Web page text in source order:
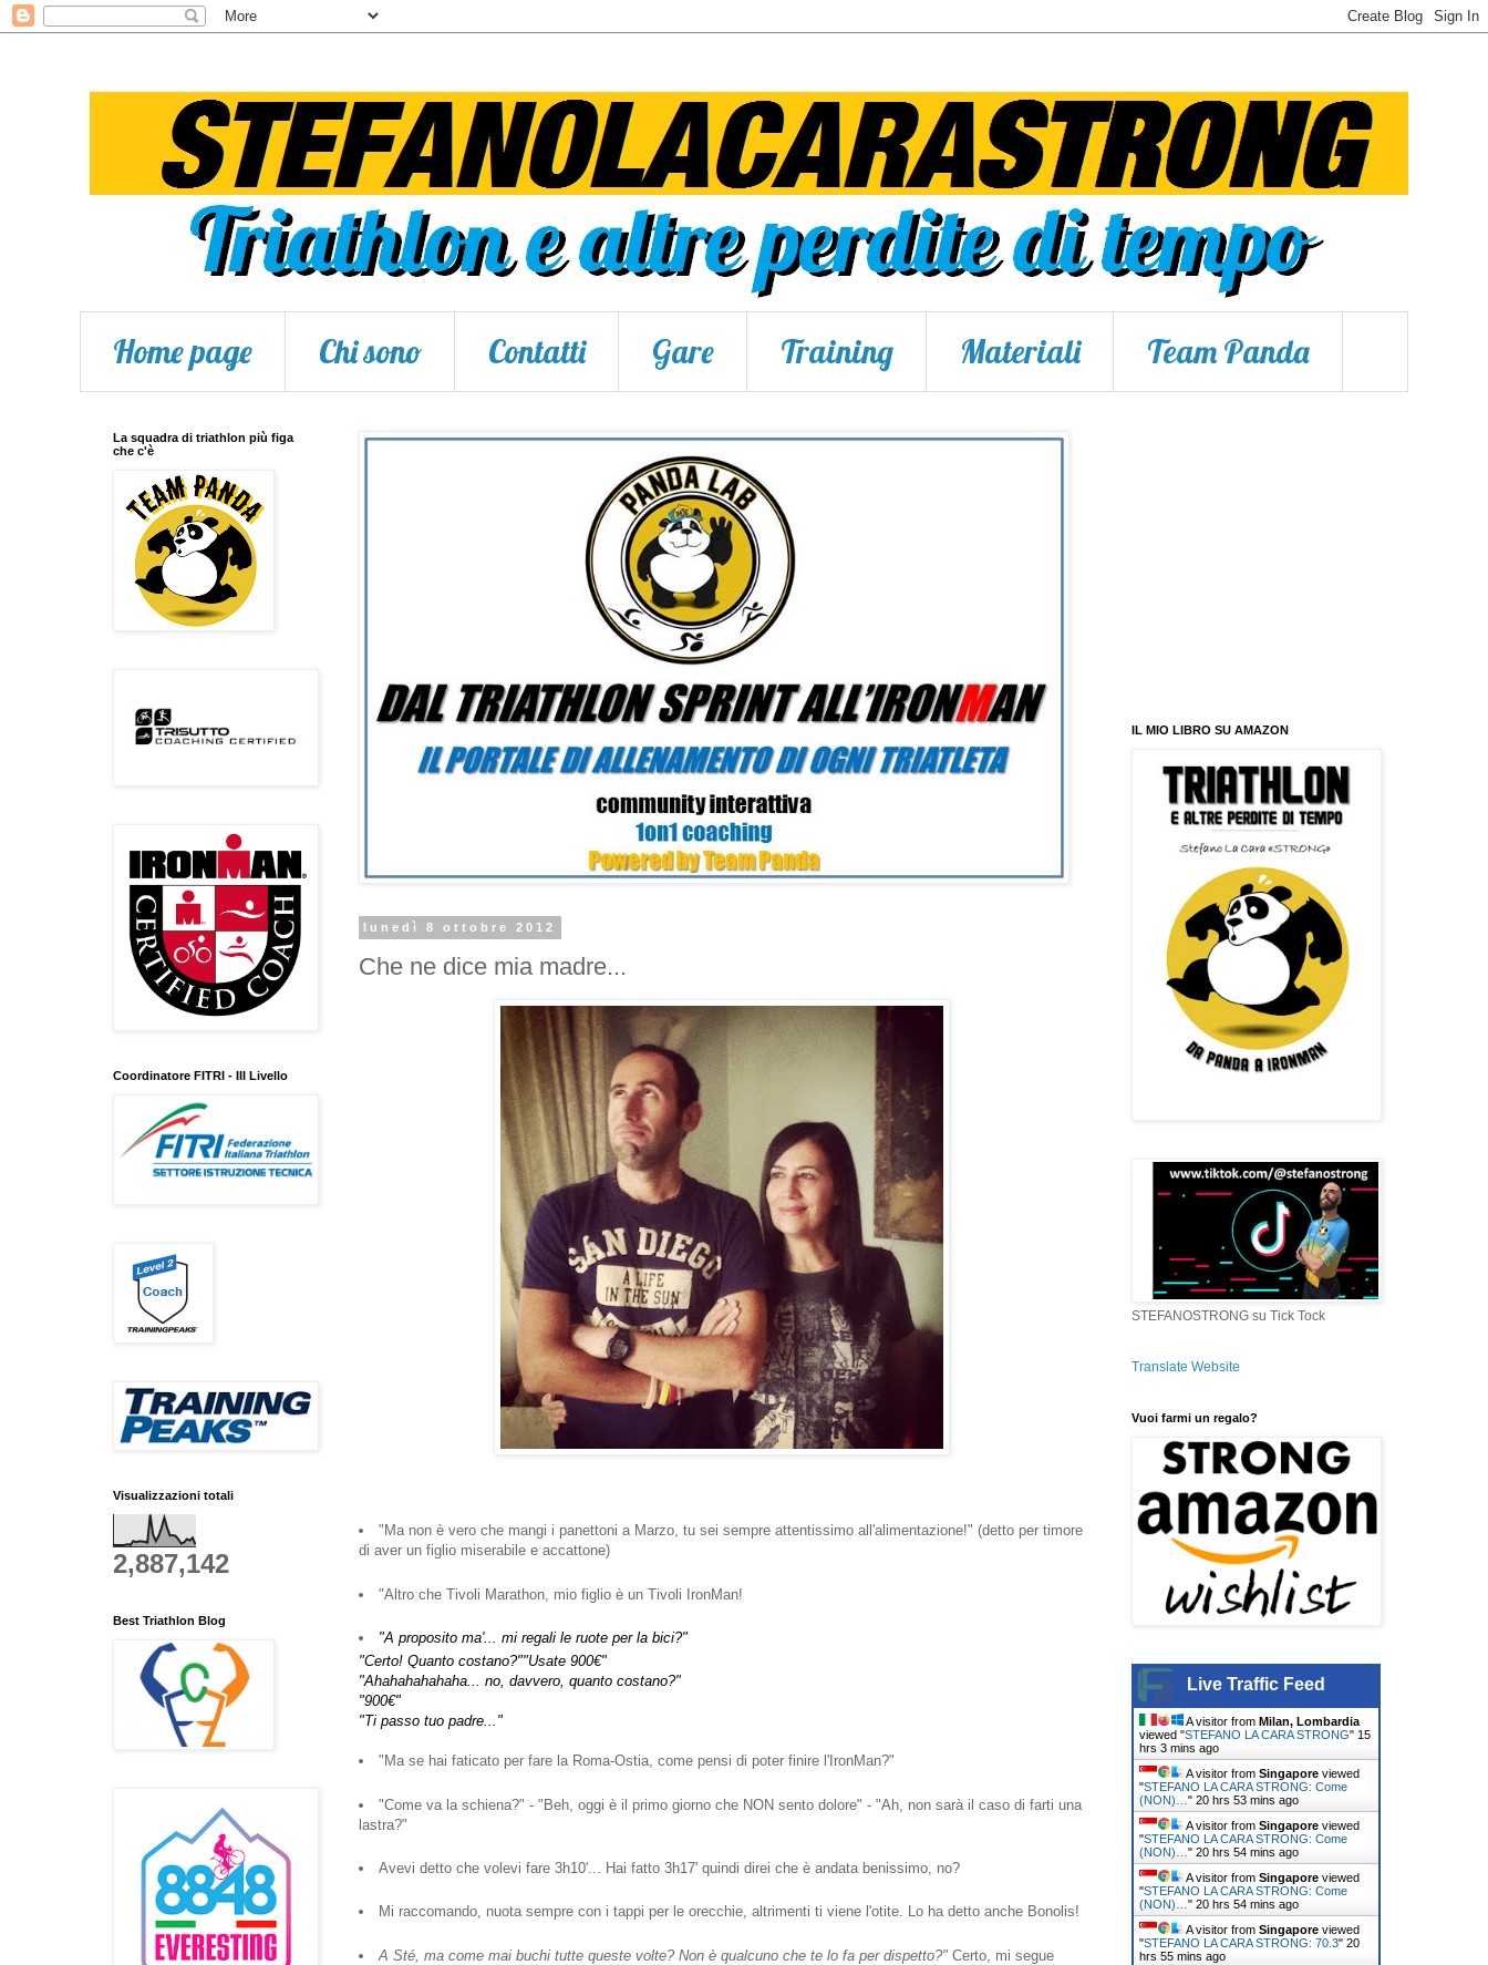
Home page Chi sono Contatti Gare Training Materiali Team Panda
lunedì 8 ottobre 2012
Che ne dice mia madre...
"Ma non è vero che mangi i panettoni a Marzo, tu sei sempre attentissimo all'alimentazione!" (detto per timore
di aver un figlio miserabile e accattone)
"Altro che Tivoli Marathon, mio figlio è un Tivoli IronMan!
"A proposito ma'... mi regali le ruote per la bici?"
"Certo! Quanto costano?""Usate 900€"
"Ahahahahahaha... no, davvero, quanto costano?"
"900€"
"Ti passo tuo padre..."
"Ma se hai faticato per fare la Roma-Ostia, come pensi di poter finire l'IronMan?"
"Come va la schiena?" - "Beh, oggi è il primo giorno che NON sento dolore" - "Ah, non sarà il caso di farti una
lastra?"
Avevi detto che volevi fare 3h10'... Hai fatto 3h17' quindi direi che è andata benissimo, no?
Mi raccomando, nuota sempre con i tappi per le orecchie, altrimenti ti viene l'otite. Lo ha detto anche Bonolis!
A Sté, ma come mai buchi tutte queste volte? Non è qualcuno che te lo fa per dispetto?"Certo, mi segue
La squadra di triathlon più figa
che c'è
Coordinatore FITRI - III Livello
Visualizzazioni totali
2,887,142
Best Triathlon Blog
IL MIO LIBRO SU AMAZON
STEFANOSTRONG su Tick Tock
Translate Website
Vuoi farmi un regalo?
Live Traffic Feed
A visitor from Milan, Lombardia
viewed "STEFANO LA CARA STRONG" 15
hrs 3 mins ago
A visitor from Singapore viewed
"STEFANO LA CARA STRONG: Come
(NON)… " 20 hrs 53 mins ago
A visitor from Singapore viewed
"STEFANO LA CARA STRONG: Come
(NON)… " 20 hrs 54 mins ago
A visitor from Singapore viewed
"STEFANO LA CARA STRONG: Come
(NON)… " 20 hrs 54 mins ago
A visitor from Singapore viewed
"STEFANO LA CARA STRONG: 70.3" 20
hrs 55 mins ago